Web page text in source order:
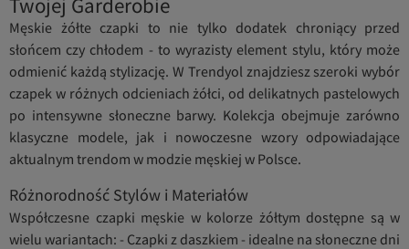
Męskie żółte czapki to nie tylko dodatek chroniący przed
słońcem czy chłodem - to wyrazisty element stylu, który może
odmienić każdą stylizację. W Trendyol znajdziesz szeroki wybór
czapek w różnych odcieniach żółci, od delikatnych pastelowych
po intensywne słoneczne barwy. Kolekcja obejmuje zarówno
klasyczne modele, jak i nowoczesne wzory odpowiadające
aktualnym trendom w modzie męskiej w Polsce.
Różnorodność Stylów i Materiałów
Współczesne czapki męskie w kolorze żółtym dostępne są w
wielu wariantach: - Czapki z daszkiem - idealne na słoneczne dni